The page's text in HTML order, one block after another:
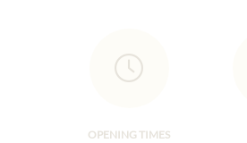
OPENING TIMES